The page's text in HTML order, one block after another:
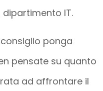
IT.
ponga
pensate su quanto
ad affrontare il